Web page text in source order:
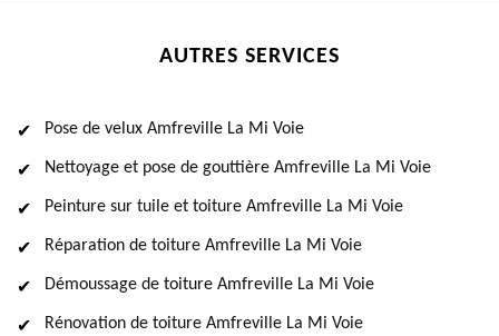
AUTRES SERVICES
Pose de velux Amfreville La Mi Voie
Nettoyage et pose de gouttière Amfreville La Mi Voie
Peinture sur tuile et toiture Amfreville La Mi Voie
Réparation de toiture Amfreville La Mi Voie
Démoussage de toiture Amfreville La Mi Voie
Rénovation de toiture Amfreville La Mi Voie